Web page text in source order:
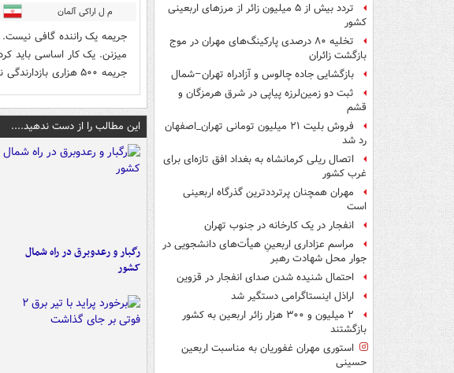
تردد بیش از ۵ میلیون زائر از مرزهای اربعینی
کشور
تخلیه ۸۰ درصدی پارکینگ‌های مهران در موج
بازگشت زائران
بازگشایی جاده چالوس و آزادراه تهران–شمال
ثبت دو زمین‌لرزه پیاپی در شرق هرمزگان و
قشم
فروش بلیت ۲۱ میلیون تومانی تهران_اصفهان
رد شد
اتصال ریلی کرمانشاه به بغداد افق تازه‌ای برای
غرب کشور
مهران همچنان پرترددترین گذرگاه اربعینی
است
انفجار در یک کارخانه در جنوب تهران
مراسم عزاداری اربعینِ هیأت‌های دانشجویی در
جوار محل شهادت رهبر
احتمال شنیده شدن صدای انفجار در قزوین
اراذل اینستاگرامی دستگیر شد
۲ میلیون و ۳۰۰ هزار زائر اربعین به کشور
بازگشتند
استوری مهران غفوریان به مناسبت اربعین
حسینی
م ل اراکی آلمان
جریمه یک راننده گافی نیست.
میزنن. یک کار اساسی باید
جریمه ۵۰۰ هزاری بازدارندگی نداره.
این مطالب را از دست ندهید....
رگبار و رعدوبرق در راه شمال
کشور